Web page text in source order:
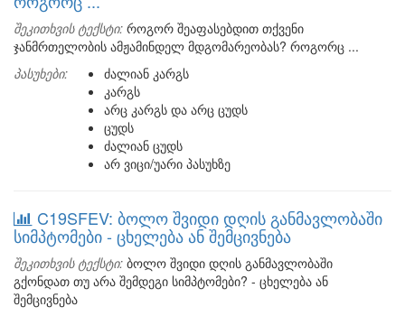
შეკითხვის ტექსტი: როგორ შეაფასებდით თქვენი
ჯანმრთელობის ამჟამინდელ მდგომარეობას? როგორც ...
პასუხები:
ძალიან კარგს
კარგს
არც კარგს და არც ცუდს
ცუდს
ძალიან ცუდს
არ ვიცი/უარი პასუხზე
C19SFEV: ბოლო შვიდი დღის განმავლობაში
სიმპტომები - ცხელება ან შემცივნება
შეკითხვის ტექსტი: ბოლო შვიდი დღის განმავლობაში
გქონდათ თუ არა შემდეგი სიმპტომები? - ცხელება ან
შემცივნება